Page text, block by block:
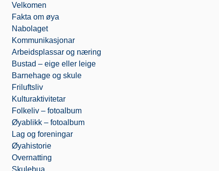
o
o
k
e
r
o
k
.
c
o
m
Velkomen
Fakta om øya
Nabolaget
Kommunikasjonar
Arbeidsplassar og næring
Bustad – eige eller leige
Barnehage og skule
Friluftsliv
Kulturaktivitetar
Folkeliv – fotoalbum
Øyablikk – fotoalbum
Lag og foreningar
Øyahistorie
Overnatting
Skulebua